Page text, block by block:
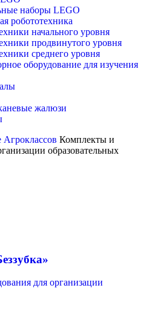
наборы LEGO
робототехника
начального уровня
продвинутого уровня
среднего уровня
оборудование для изучения
жалюзи
Комплекты и
образовательных
для организации